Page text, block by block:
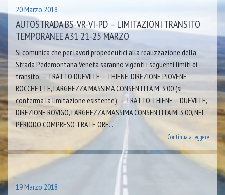
20 Marzo 2018
AUTOSTRADA BS-VR-VI-PD – LIMITAZIONI TRANSITO
TEMPORANEE A31 21-25 MARZO
Si comunica che per lavori propedeutici alla realizzazione della
Strada Pedemontana Veneta saranno vigenti i seguenti limiti di
transito: – TRATTO DUEVILLE – THIENE, DIREZIONE PIOVENE
ROCCHETTE, LARGHEZZA MASSIMA CONSENTITA M. 3,00 (si
conferma la limitazione esistente); – TRATTO THIENE – DUEVILLE,
DIREZIONE ROVIGO, LARGHEZZA MASSIMA CONSENTITA M. 3,00, NEL
PERIODO COMPRESO TRA LE ORE...
Continua a leggere
19 Marzo 2018